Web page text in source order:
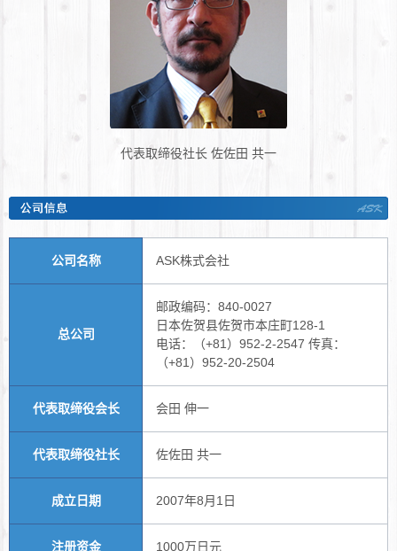
代表取缔役社长 佐佐田 共一
公司名称 ASK株式会社
总公司
邮政编码：840-0027
日本佐贺县佐贺市本庄町128-1
电话：（+81）952-2-2547 传真：
（+81）952-20-2504
代表取缔役会长 会田 伸一
代表取缔役社长 佐佐田 共一
成立日期 2007年8月1日
注册资金 1000万日元